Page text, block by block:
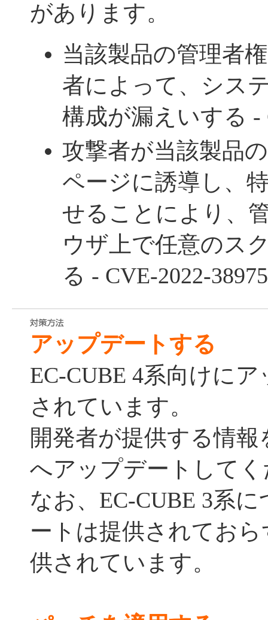
があります。
当該製品の管理者
者によって、シス
構成が漏えいする -
攻撃者が当該製品
ページに誘導し、
せることにより、
ウザ上で任意のス
る - CVE-2022-38975
アップデートする
EC-CUBE 4系向けに
されています。
開発者が提供する情
へアップデートして
なお、EC-CUBE 3系
ートは提供されてお
供されています。